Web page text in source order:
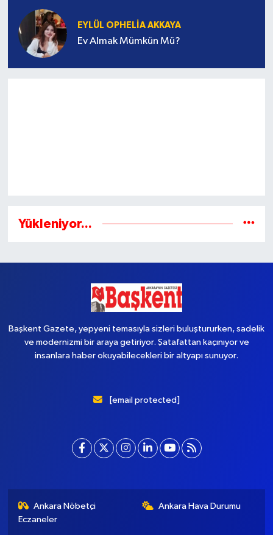
EYLÜL OPHELIA AKKAYA
Ev Almak Mümkün Mü?
Yükleniyor...
Başkent Gazete, yepyeni temasıyla sizleri buluştururken, sadelik
ve modernizmi bir araya getiriyor. Şatafattan kaçınıyor ve
insanlara haber okuyabilecekleri bir altyapı sunuyor.
[email protected]
Ankara Nöbetçi
Eczaneler
Ankara Hava Durumu